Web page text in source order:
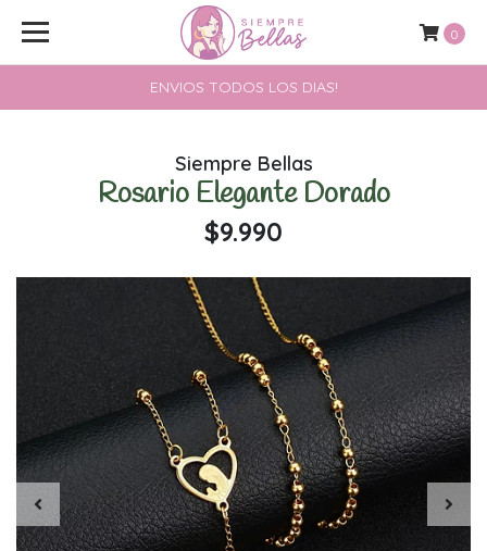
ENVIOS TODOS LOS DIAS!
0
Siempre Bellas
Rosario Elegante Dorado
$9.990